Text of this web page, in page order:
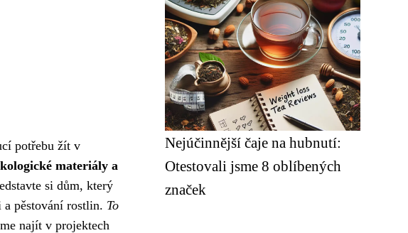
potřebu žít v
materiály a
si dům, který
pěstování rostlin. To
najít v projektech
Nejúčinnější čaje na hubnutí:
Otestovali jsme 8 oblíbených
značek